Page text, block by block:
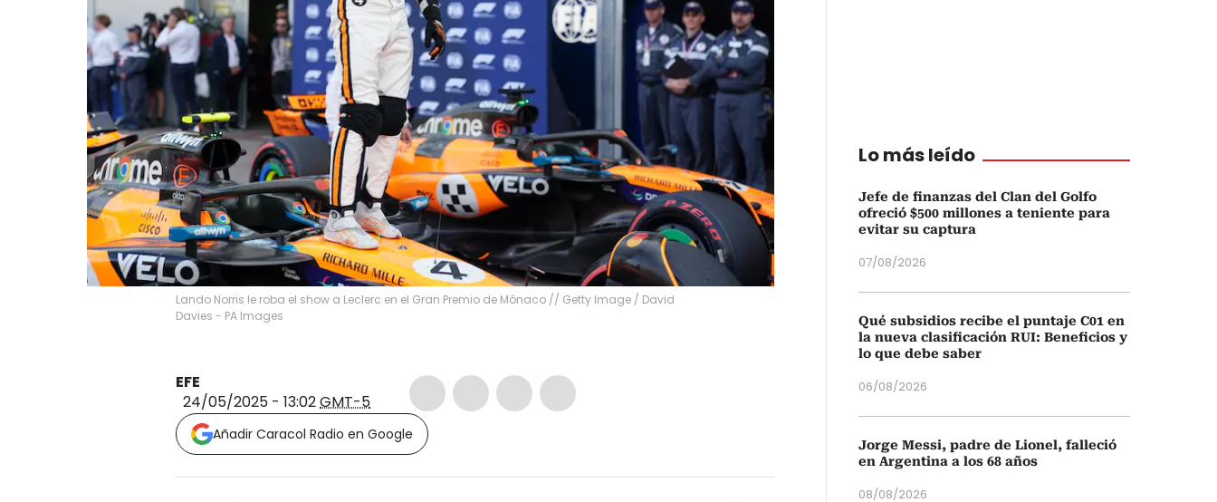
Lando Norris le roba el show a Leclerc en el Gran Premio de Mónaco // Getty Image / David
Davies - PA Images
EFE
24/05/2025 - 13:02GMT-5
Añadir Caracol Radio en Google
Lo más leído
Jefe de finanzas del Clan del Golfo
ofreció $500 millones a teniente para
evitar su captura
07/08/2026
Qué subsidios recibe el puntaje C01 en
la nueva clasificación RUI: Beneficios y
lo que debe saber
06/08/2026
Jorge Messi, padre de Lionel, falleció
en Argentina a los 68 años
08/08/2026